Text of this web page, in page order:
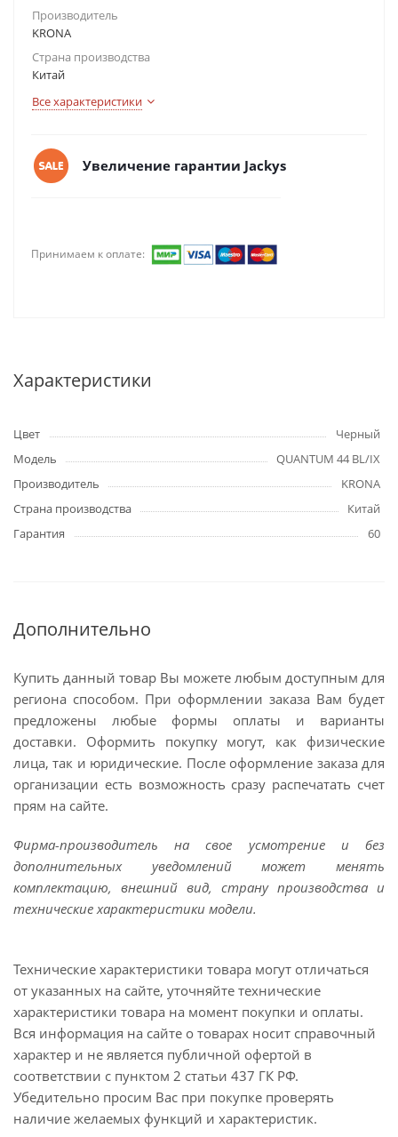
Производитель
KRONA
Страна производства
Китай
Все характеристики
Увеличение гарантии Jackys
Принимаем к оплате:
Характеристики
Цвет
Черный
Модель
QUANTUM 44 BL/IX
Производитель
KRONA
Страна производства
Китай
Гарантия
60
Дополнительно
Купить данный товар Вы можете любым доступным для
региона способом. При оформлении заказа Вам будет
предложены любые формы оплаты и варианты
доставки. Оформить покупку могут, как физические
лица, так и юридические. После оформление заказа для
организации есть возможность сразу распечатать счет
прям на сайте.
Фирма-производитель на свое усмотрение и без
дополнительных уведомлений может менять
комплектацию, внешний вид, страну производства и
технические характеристики модели.
Технические характеристики товара могут отличаться
от указанных на сайте, уточняйте технические
характеристики товара на момент покупки и оплаты.
Вся информация на сайте о товарах носит справочный
характер и не является публичной офертой в
соответствии с пунктом 2 статьи 437 ГК РФ.
Убедительно просим Вас при покупке проверять
наличие желаемых функций и характеристик.